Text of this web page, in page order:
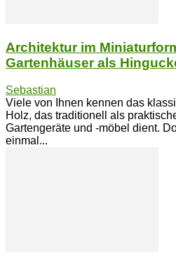
Architektur im
Gartenhäuser als
Sebastian
Viele von Ihnen kennen das
Holz, das traditionell als
Gartengeräte und -möbel dient.
einmal...